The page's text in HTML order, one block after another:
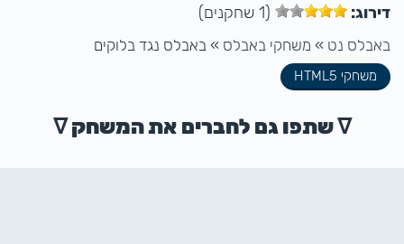
דירוג:
(1 שחקנים)
באבלס נט » משחקי באבלס » באבלס נגד בלוקים
משחקי HTML5
ᐁ שתפו גם לחברים את המשחק ᐁ